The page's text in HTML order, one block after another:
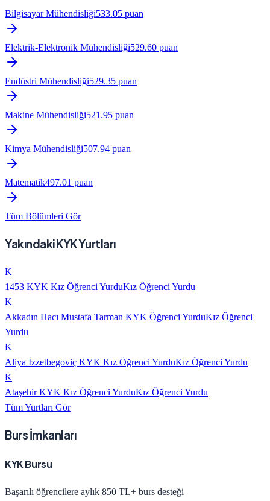
Bilgisayar Mühendisliği533.05 puan
Elektrik-Elektronik Mühendisliği529.60 puan
Endüstri Mühendisliği529.35 puan
Makine Mühendisliği521.95 puan
Kimya Mühendisliği507.94 puan
Matematik497.01 puan
Tüm Bölümleri Gör
Yakındaki KYK Yurtları
K
1453 KYK Kız Öğrenci YurduKız Öğrenci Yurdu
K
Akkadın Hacı Mustafa Tarman KYK Öğrenci YurduKız Öğrenci
Yurdu
K
Aliya İzzetbegoviç KYK Kız Öğrenci YurduKız Öğrenci Yurdu
K
Ataşehir KYK Kız Öğrenci YurduKız Öğrenci Yurdu
Tüm Yurtları Gör
Burs İmkanları
KYK Bursu
Başarılı öğrencilere aylık 850 TL+ burs desteği